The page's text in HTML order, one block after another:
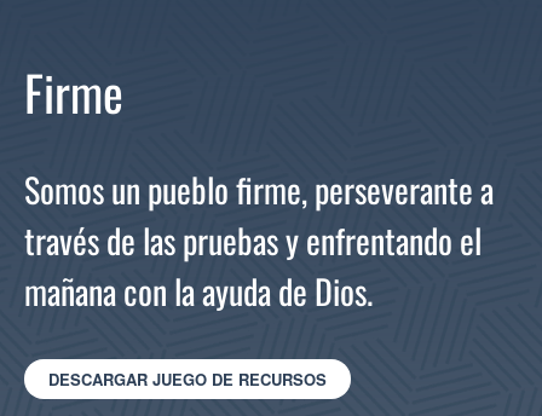
Firme
Somos un pueblo firme, perseverante a
través de las pruebas y enfrentando el
mañana con la ayuda de Dios.
DESCARGAR JUEGO DE RECURSOS